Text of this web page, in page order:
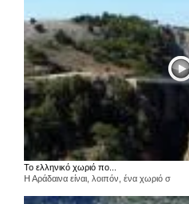
Το ελληνικό χωριό πο...
Η Αράδαινα είναι, λοιπόν, ένα χωριό σ